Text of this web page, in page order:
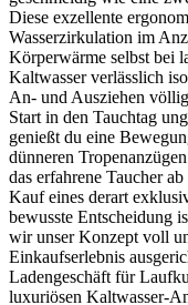
Diese exzellente
Wasserzirkulation im
Körperwärme selbst bei
Kaltwasser verlässlich
An- und Ausziehen
Start in den Tauchtag
genießt du eine
dünneren
das erfahrene Taucher
Kauf eines derart
bewusste Entscheidung
wir unser Konzept voll
Einkaufserlebnis
Ladengeschäft für
luxuriösen Kaltwasser-